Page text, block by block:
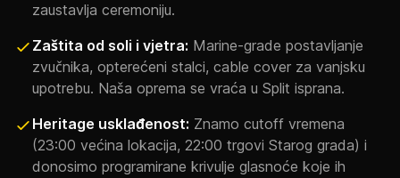
zaustavlja ceremoniju.
Zaštita od soli i vjetra: Marine-grade postavljanje
zvučnika, opterećeni stalci, cable cover za vanjsku
upotrebu. Naša oprema se vraća u Split isprana.
Heritage usklađenost: Znamo cutoff vremena
(23:00 većina lokacija, 22:00 trgovi Starog grada) i
donosimo programirane krivulje glasnoće koje ih